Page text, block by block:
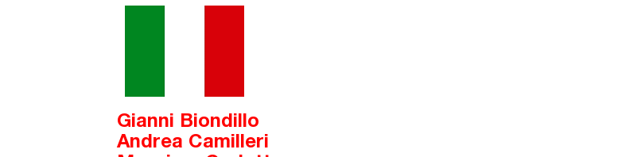
Gianni Biondillo
Andrea Camilleri